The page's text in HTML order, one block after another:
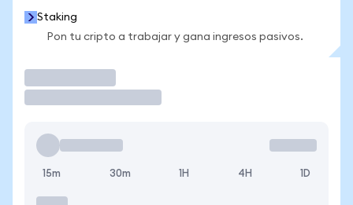
Staking
Pon tu cripto a trabajar y gana ingresos pasivos.
15m 30m 1H 4H 1D